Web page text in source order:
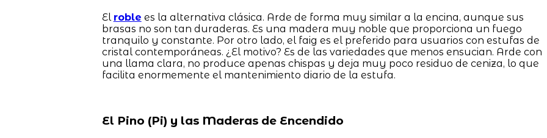
El roble es la alternativa clásica. Arde de forma muy similar a la encina, aunque sus
brasas no son tan duraderas. Es una madera muy noble que proporciona un fuego
tranquilo y constante. Por otro lado, el faig es el preferido para usuarios con estufas de
cristal contemporáneas. ¿El motivo? Es de las variedades que menos ensucian. Arde con
una llama clara, no produce apenas chispas y deja muy poco residuo de ceniza, lo que
facilita enormemente el mantenimiento diario de la estufa.
El Pino (Pi) y las Maderas de Encendido